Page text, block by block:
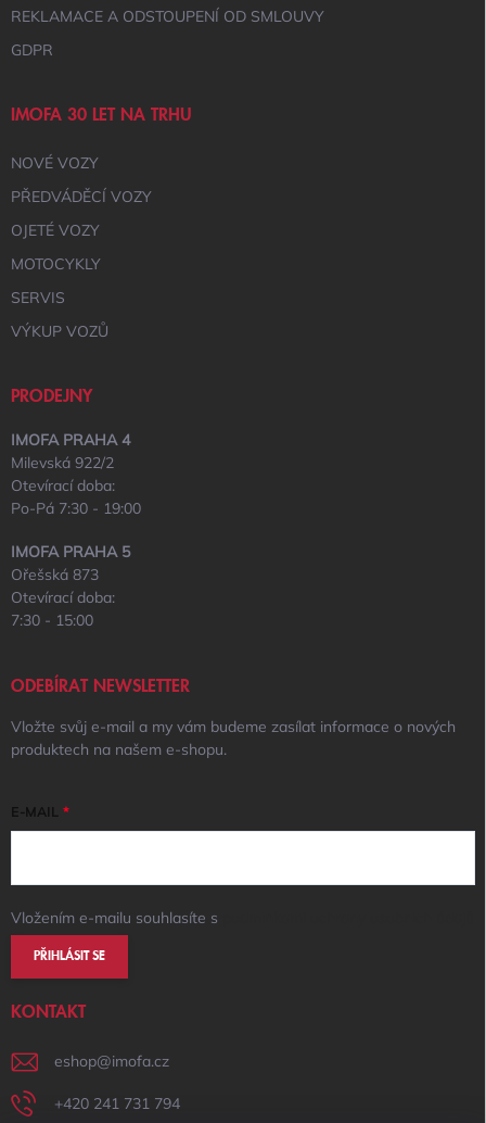
REKLAMACE A ODSTOUPENÍ OD SMLOUVY
GDPR
IMOFA 30 LET NA TRHU
NOVÉ VOZY
PŘEDVÁDĚCÍ VOZY
OJETÉ VOZY
MOTOCYKLY
SERVIS
VÝKUP VOZŮ
PRODEJNY
IMOFA PRAHA 4
Milevská 922/2
Otevírací doba:
Po-Pá 7:30 - 19:00
IMOFA PRAHA 5
Ořešská 873
Otevírací doba:
7:30 - 15:00
ODEBÍRAT NEWSLETTER
Vložte svůj e-mail a my vám budeme zasílat informace o nových
produktech na našem e-shopu.
E-MAIL
Vložením e-mailu souhlasíte s
PŘIHLÁSIT SE
KONTAKT
eshop@imofa.cz
+420 241 731 794